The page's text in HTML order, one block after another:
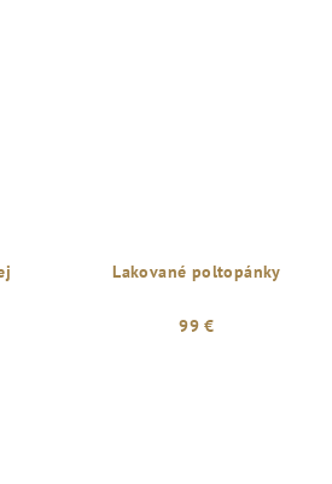
Lakované poltopánky
99 €